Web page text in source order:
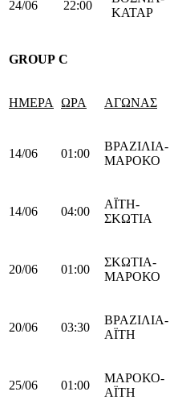
24/06 22:00
ΚΑΤΑΡ
GROUP C
ΗΜΕΡΑ ΩΡΑ ΑΓΩΝΑΣ
14/06 01:00
ΒΡΑΖΙΛΙΑ-
ΜΑΡΟΚΟ
14/06 04:00
ΑΪΤΗ-
ΣΚΩΤΙΑ
20/06 01:00
ΣΚΩΤΙΑ-
ΜΑΡΟΚΟ
20/06 03:30
ΒΡΑΖΙΛΙΑ-
ΑΪΤΗ
25/06 01:00
ΜΑΡΟΚΟ-
ΑΪΤΗ